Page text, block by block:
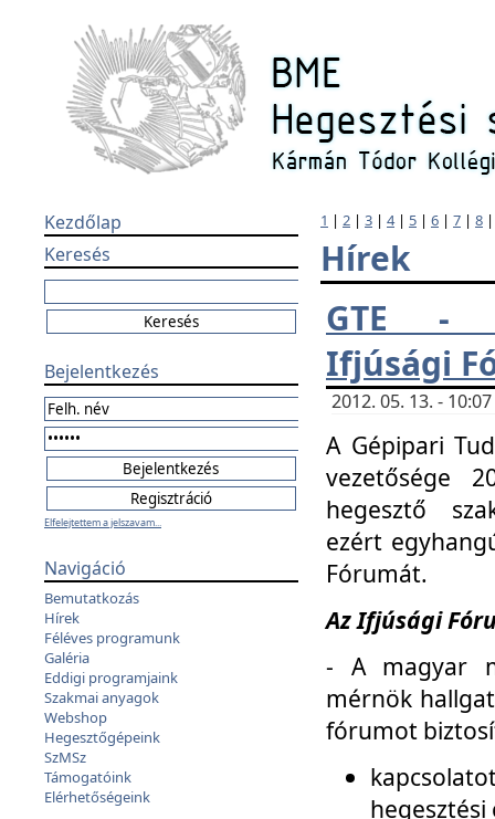
Kezdőlap
Keresés
Bejelentkezés
Elfelejtettem a jelszavam...
Navigáció
Bemutatkozás
Hírek
Féléves programunk
Galéria
Eddigi programjaink
Szakmai anyagok
Webshop
Hegesztőgépeink
SzMSz
Támogatóink
Elérhetőségeink
1 | 2 | 3 | 4| 5 | 6 | 7 | 8
Hírek
GTE -
Ifjúsági
2012. 05. 13. -
A Gépipari
vezetősége
hegesztő
ezért
Fórumát.
Az Ifjúsági
- A magyar
mérnök
fórumot